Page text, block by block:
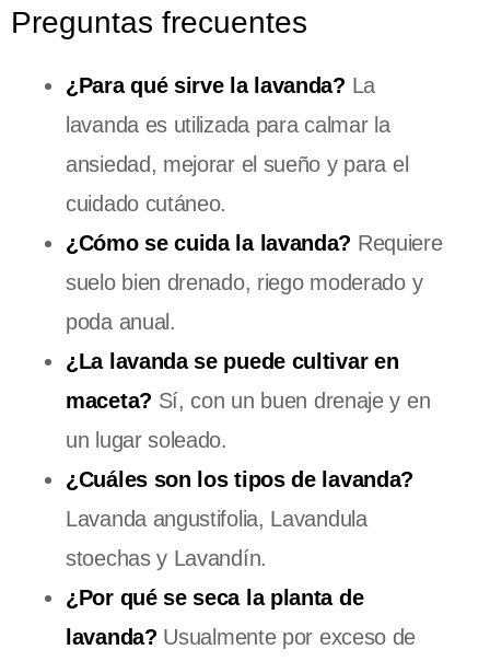
Preguntas frecuentes
¿Para qué sirve la lavanda? La
lavanda es utilizada para calmar la
ansiedad, mejorar el sueño y para el
cuidado cutáneo.
¿Cómo se cuida la lavanda? Requiere
suelo bien drenado, riego moderado y
poda anual.
¿La lavanda se puede cultivar en
maceta? Sí, con un buen drenaje y en
un lugar soleado.
¿Cuáles son los tipos de lavanda?
Lavanda angustifolia, Lavandula
stoechas y Lavandín.
¿Por qué se seca la planta de
lavanda? Usualmente por exceso de